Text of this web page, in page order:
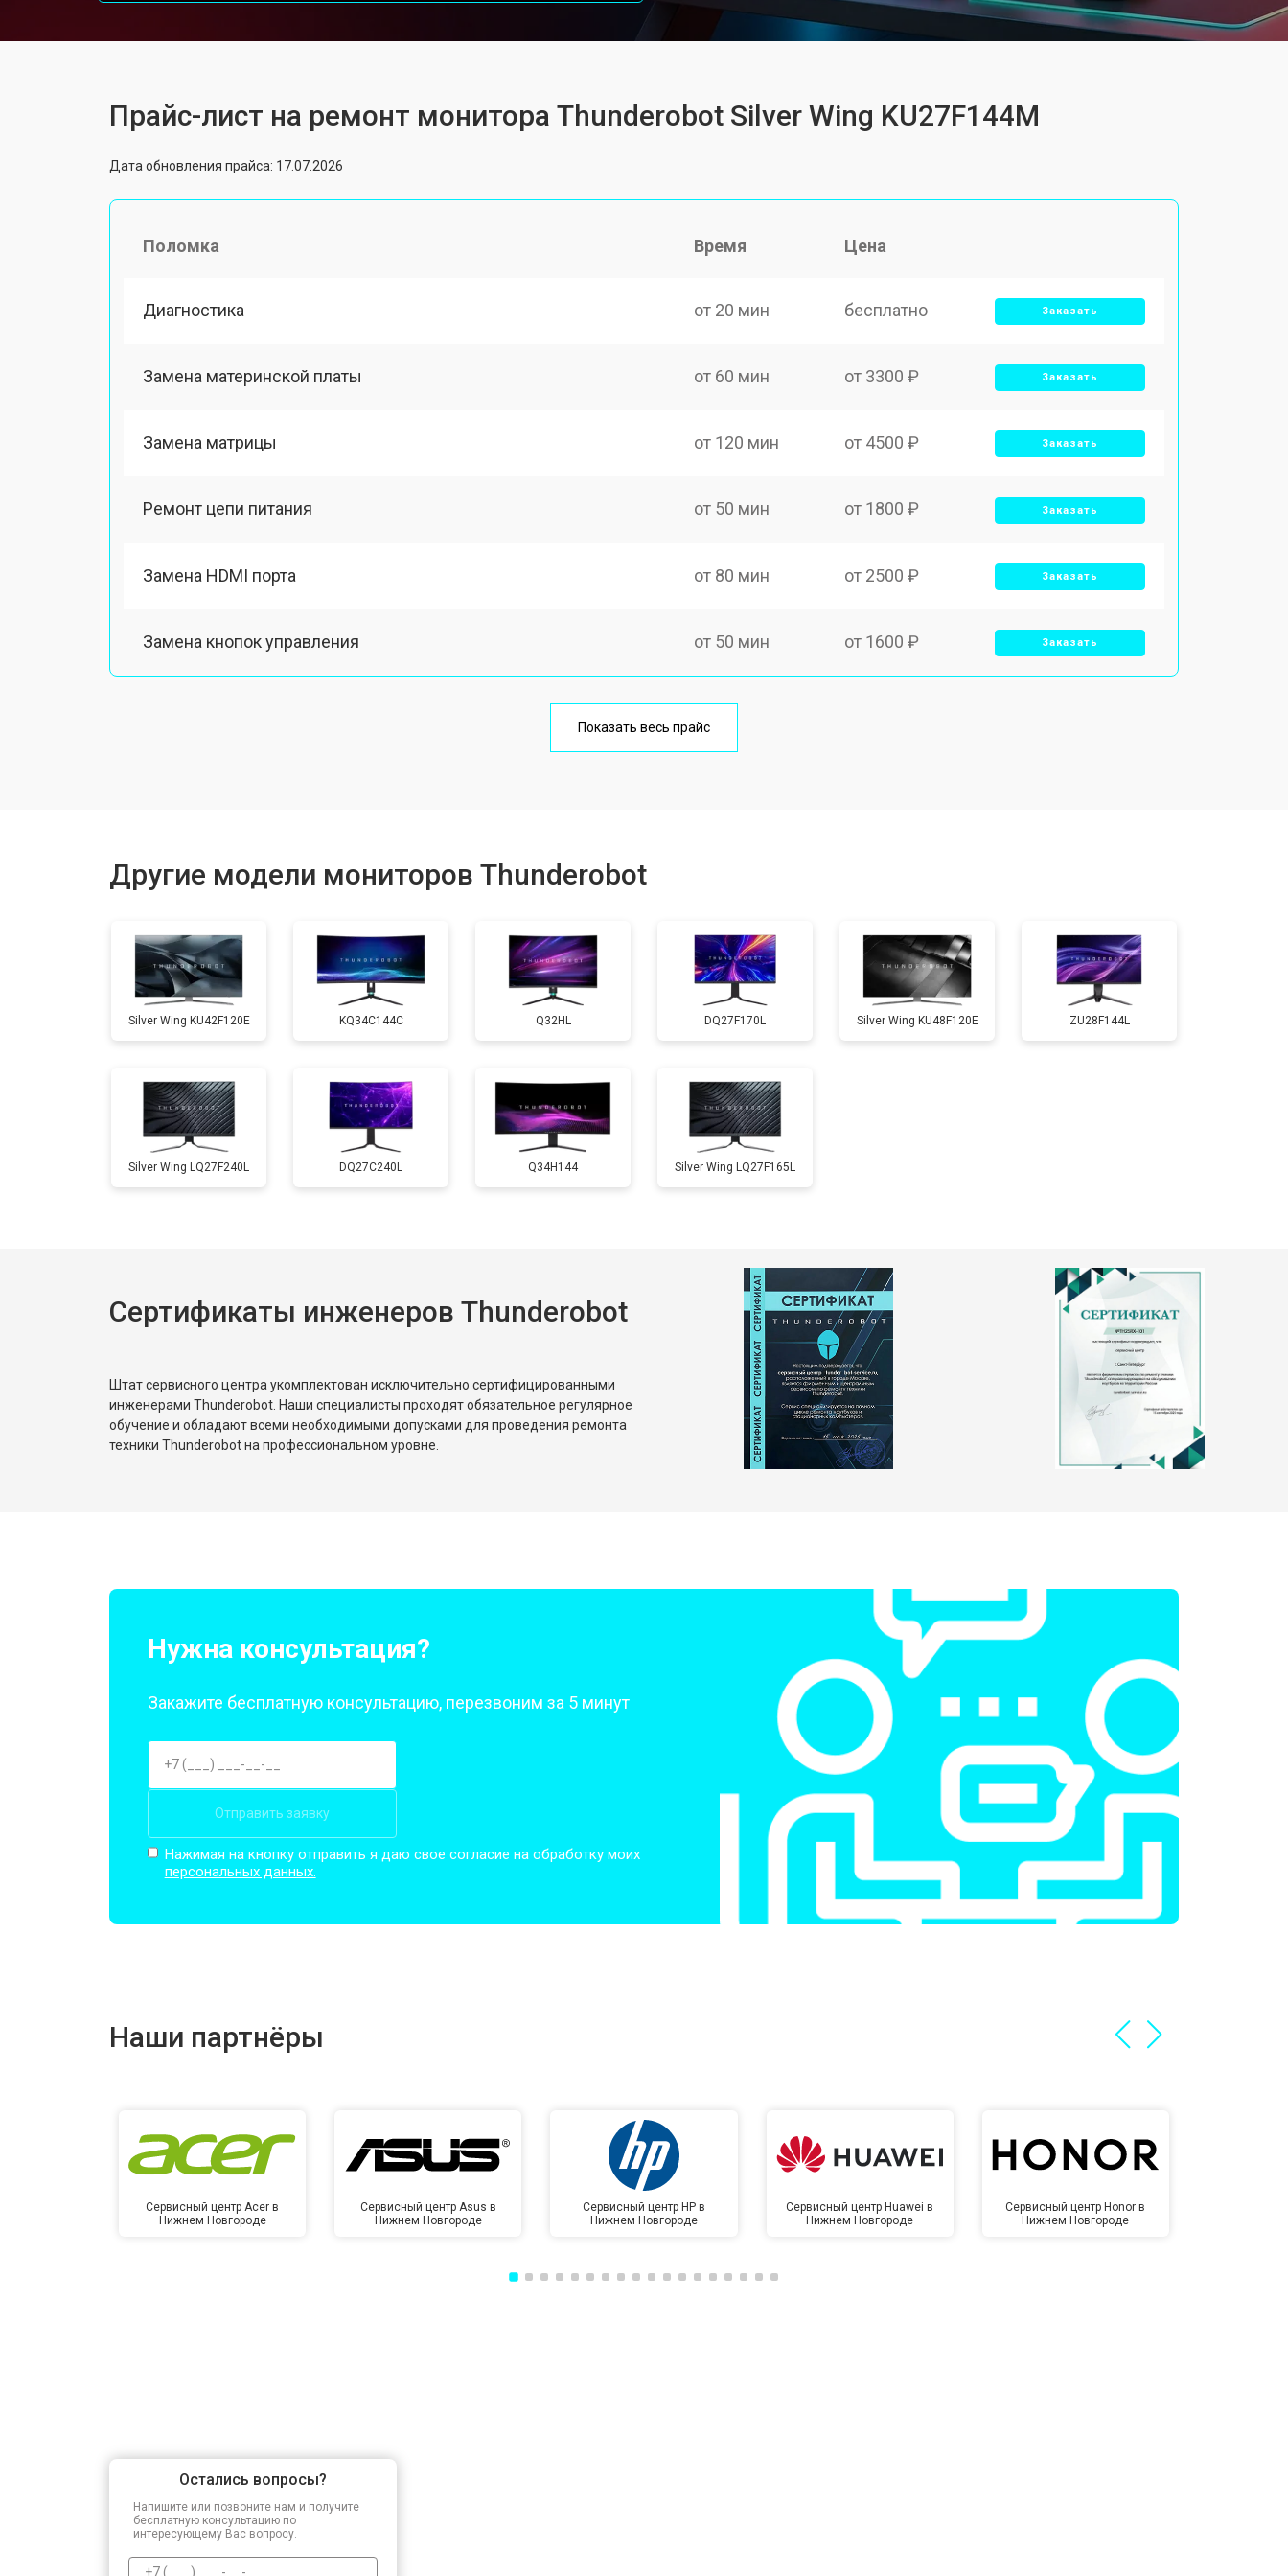
Прайс-лист на ремонт монитора Thunderobot Silver Wing KU27F144M
Дата обновления прайса: 17.07.2026
Поломка Время Цена
Диагностика от 20 мин бесплатно Заказать
Замена материнской платы от 60 мин от 3300 ₽ Заказать
Замена матрицы от 120 мин от 4500 ₽ Заказать
Ремонт цепи питания от 50 мин от 1800 ₽ Заказать
Замена HDMI порта от 80 мин от 2500 ₽ Заказать
Замена кнопок управления от 50 мин от 1600 ₽ Заказать
от 80 мин
Показать весь прайс
Другие модели мониторов Thunderobot
Silver Wing KU42F120E KQ34C144C Q32HL DQ27F170L Silver Wing KU48F120E ZU28F144L
Silver Wing LQ27F240L DQ27C240L Q34H144 Silver Wing LQ27F165L
Сертификаты инженеров Thunderobot
Штат сервисного центра укомплектован исключительно сертифицированными
инженерами Thunderobot. Наши специалисты проходят обязательное регулярное
обучение и обладают всеми необходимыми допусками для проведения ремонта
техники Thunderobot на профессиональном уровне.
Нужна консультация?
Закажите бесплатную консультацию, перезвоним за 5 минут
Отправить заявку
Нажимая на кнопку отправить я даю свое согласие на обработку моих
персональных данных.
Наши партнёры
Сервисный центр Acer в
Нижнем Новгороде
Сервисный центр Asus в
Нижнем Новгороде
Сервисный центр HP в
Нижнем Новгороде
Сервисный центр Huawei в
Нижнем Новгороде
Сервисный центр Honor в
Нижнем Новгороде
Остались вопросы?
Напишите или позвоните нам и получите
бесплатную консультацию по
интересующему Вас вопросу.